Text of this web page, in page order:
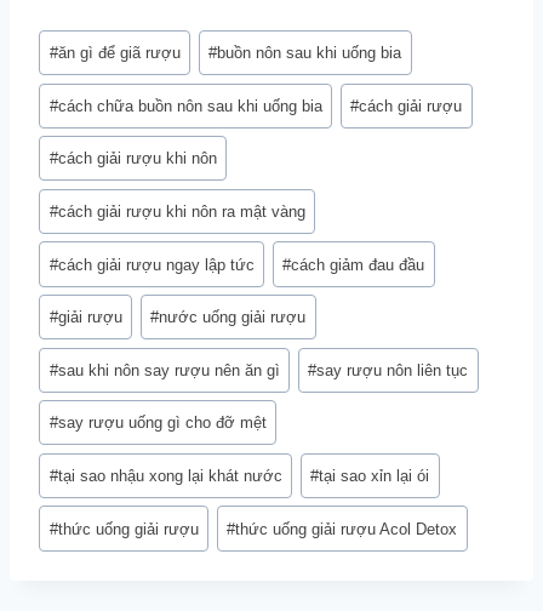
Post
Tags:
#ăn gì để giã rượu #buồn nôn sau khi uống bia
#cách chữa buồn nôn sau khi uống bia #cách giải rượu
#cách giải rượu khi nôn
#cách giải rượu khi nôn ra mật vàng
#cách giải rượu ngay lập tức #cách giảm đau đầu
#giải rượu #nước uống giải rượu
#sau khi nôn say rượu nên ăn gì #say rượu nôn liên tục
#say rượu uống gì cho đỡ mệt
#tại sao nhậu xong lại khát nước #tại sao xỉn lại ói
#thức uống giải rượu #thức uống giải rượu Acol Detox